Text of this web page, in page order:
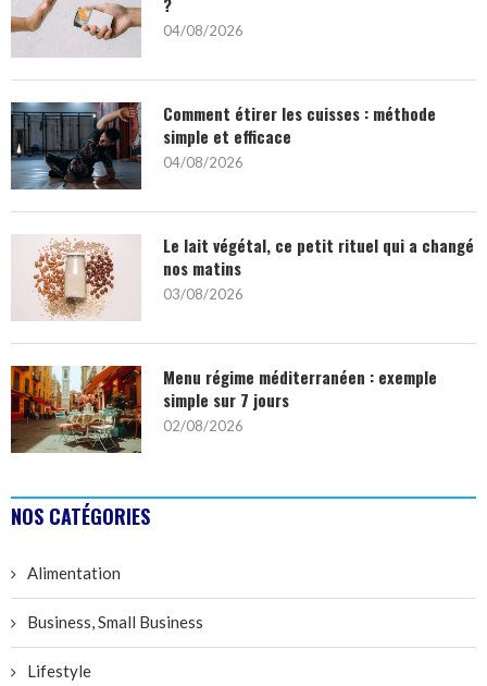
04/08/2026
Comment étirer les cuisses : méthode
simple et efficace
04/08/2026
Le lait végétal, ce petit rituel qui a changé
nos matins
03/08/2026
Menu régime méditerranéen : exemple
simple sur 7 jours
02/08/2026
NOS CATÉGORIES
Alimentation
Business, Small Business
Lifestyle